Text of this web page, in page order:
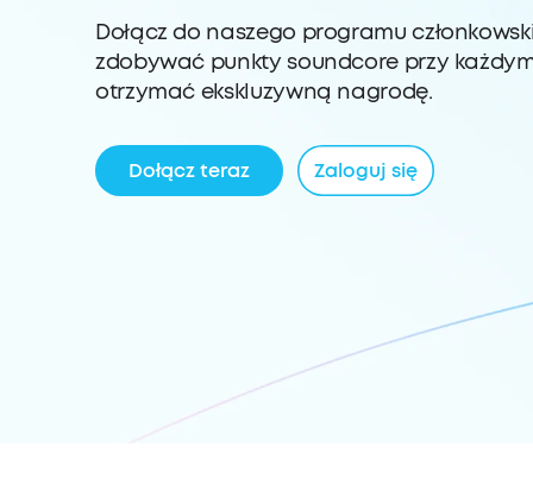
Dołącz do naszego programu
zdobywać punkty soundcore przy
otrzymać ekskluzywną nagrodę.
Dołącz teraz Zaloguj się